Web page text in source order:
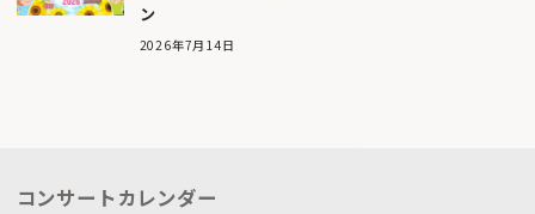
ン
2026年7月14日
コンサートカレンダー